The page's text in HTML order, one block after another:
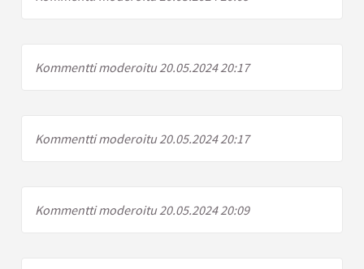
Kommentti moderoitu 20.05.2024 20:17
Kommentti moderoitu 20.05.2024 20:17
Kommentti moderoitu 20.05.2024 20:09